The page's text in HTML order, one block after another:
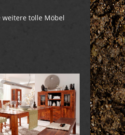
weitere tolle Möbel